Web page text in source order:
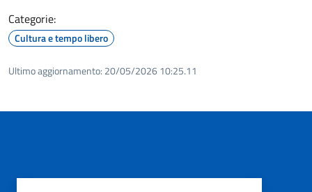
Categorie:
Cultura e tempo libero
Ultimo aggiornamento: 20/05/2026 10:25.11